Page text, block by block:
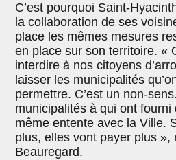
C’est pourquoi Saint-
la collaboration de ses
place les mêmes mesures
en place sur son territoire. «
interdire à nos citoyens
laisser les municipalités
permettre. C’est un non-
municipalités à qui ont fourni
même entente avec la Ville.
plus, elles vont payer plus »,
Beauregard.